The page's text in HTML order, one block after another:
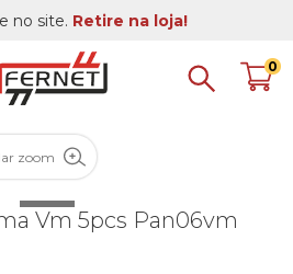
0
no site. Retire na loja!
zoom
Vm 5pcs Pan06vm